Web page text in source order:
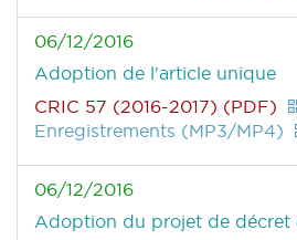
06/12/2016
Adoption de l'article unique
CRIC 57 (2016-2017) (PDF)
Enregistrements (MP3/MP4)
06/12/2016
Adoption du projet de décret